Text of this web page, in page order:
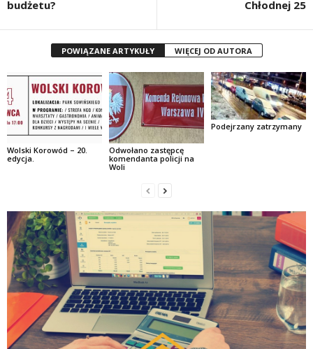
budżetu?
Chłodnej 25
POWIĄZANE ARTYKUŁY WIĘCEJ OD AUTORA
Wolski Korowód – 20.
edycja.
Odwołano zastępcę
komendanta policji na
Woli
Podejrzany zatrzymany